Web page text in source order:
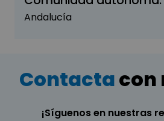
Andalucía
Contactacon
¡Síguenos en nuestras